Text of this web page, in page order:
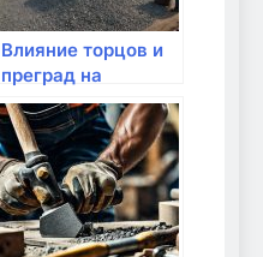
Влияние торцов и
преград на
качество Wi-Fi